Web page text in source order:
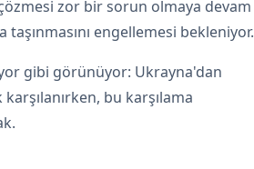
zor bir sorun olmaya devam
engellemesi bekleniyor.
gibi görünüyor: Ukrayna'dan
bu karşılama